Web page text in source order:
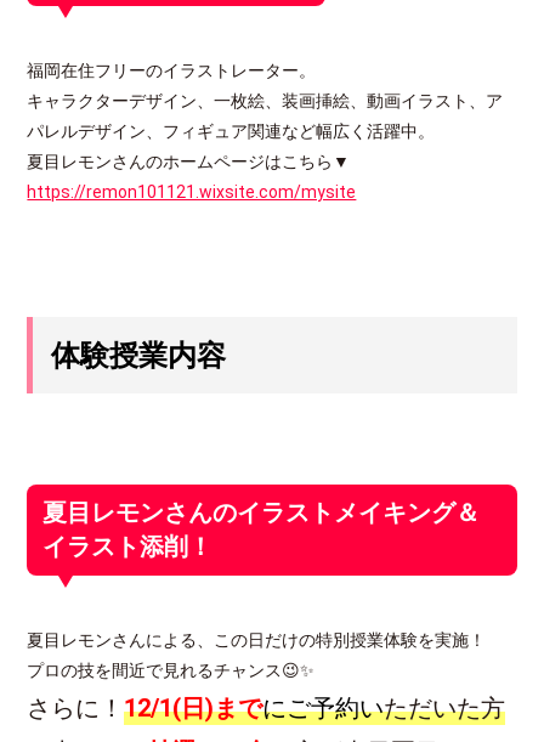
福岡在住フリーのイラストレーター。
キャラクターデザイン、一枚絵、装画挿絵、動画イラスト、ア
パレルデザイン、フィギュア関連など幅広く活躍中。
夏目レモンさんのホームページはこちら▼
https://remon101121.wixsite.com/mysite
体験授業内容
夏目レモンさんのイラストメイキング＆
イラスト添削！
夏目レモンさんによる、この日だけの特別授業体験を実施！
プロの技を間近で見れるチャンス😉✨
さらに！12/1(日)までにご予約いただいた方